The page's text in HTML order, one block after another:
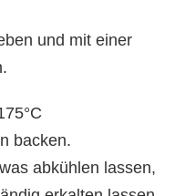
und mit einer
backen.
abkühlen lassen,